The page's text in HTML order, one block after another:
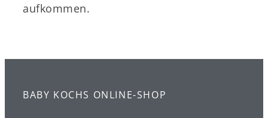
aufkommen.
BABY KOCHS ONLINE-SHOP